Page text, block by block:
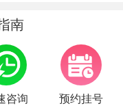
南
咨询 预约挂号